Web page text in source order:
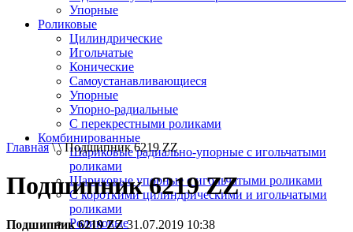
Упорные
Роликовые
Цилиндрические
Игольчатые
Конические
Самоустанавливающиеся
Упорные
Упорно-радиальные
C перекрестными роликами
Комбинированные
Шариковые радиально-упорные с игольчатыми
роликами
Шариковые упорные с игольчатыми роликами
С короткими цилиндрическими и игольчатыми
роликами
Роликовые
Главная\ \ Подшипник 6219 ZZ
Подшипник 6219 ZZ
Подшипник 6219 ZZ31.07.2019 10:38